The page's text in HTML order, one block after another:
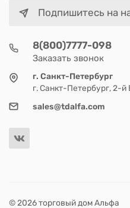
Подпишитесь на
8(800)7777-098
Заказать звонок
г. Санкт-Петербург
г. Санкт-Петербург, 2-й
sales@tdalfa.com
© 2026 торговый дом Альфа